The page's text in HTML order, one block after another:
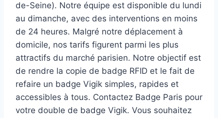
de-Seine). Notre équipe est disponible du lundi
au dimanche, avec des interventions en moins
de 24 heures.​ Malgré notre déplacement à
domicile, nos tarifs figurent parmi les plus
attractifs du marché parisien. Notre objectif est
de rendre la copie de badge RFID et le fait de
refaire un badge Vigik simples, rapides et
accessibles à tous.​ Contactez Badge Paris pour
votre double de badge Vigik. ​Vous souhaitez